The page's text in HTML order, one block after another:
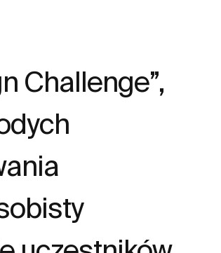
Challenge”,